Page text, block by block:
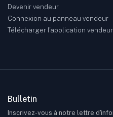
Devenir vendeur
Connexion au panneau vendeur
Télécharger l'application vendeur
Bulletin
Inscrivez-vous à notre lettre